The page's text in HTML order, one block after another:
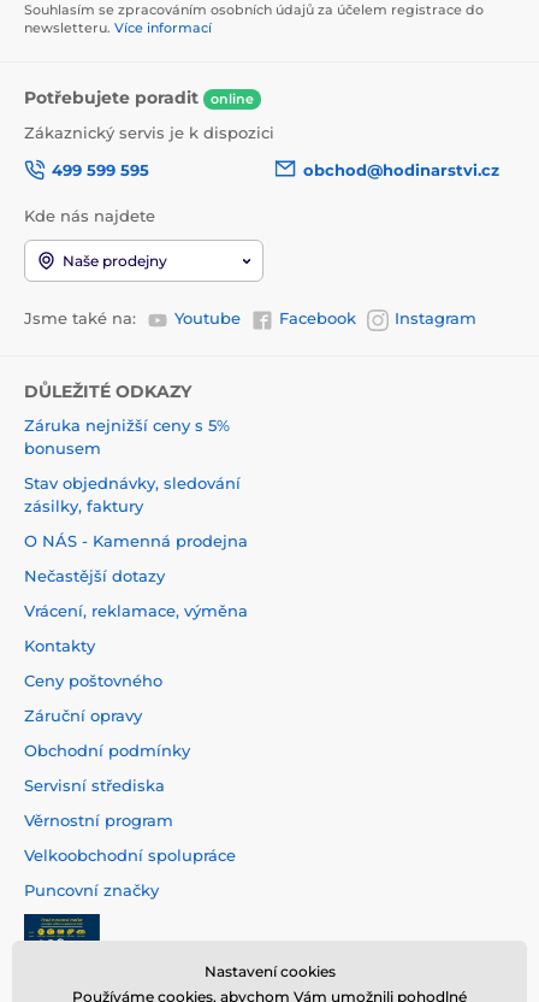
Souhlasím se zpracováním osobních údajů za účelem registrace do
newsletteru. Více informací
Potřebujete poradit online
Zákaznický servis je k dispozici
499 599 595
obchod@hodinarstvi.cz
Kde nás najdete
Naše prodejny
Jsme také na: Youtube Facebook Instagram
DŮLEŽITÉ ODKAZY
Záruka nejnižší ceny s 5%
bonusem
Stav objednávky, sledování
zásilky, faktury
O NÁS - Kamenná prodejna
Nečastější dotazy
Vrácení, reklamace, výměna
Kontakty
Ceny poštovného
Záruční opravy
Obchodní podmínky
Servisní střediska
Věrnostní program
Velkoobchodní spolupráce
Puncovní značky
Nastavení cookies
Používáme cookies, abychom Vám umožnili pohodlné